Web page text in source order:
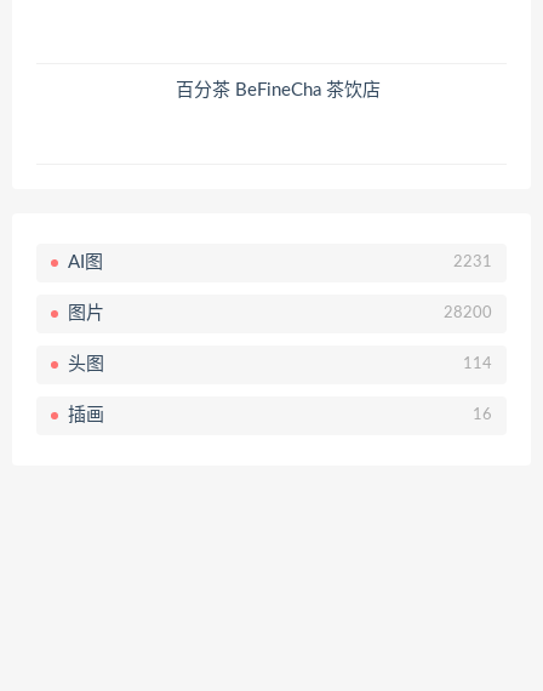
百分茶 BeFineCha 茶饮店
AI图 2231
图片 28200
头图 114
插画 16